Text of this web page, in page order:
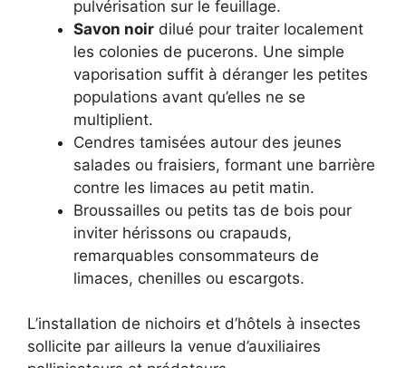
pulvérisation sur le feuillage.
Savon noir dilué pour traiter localement
les colonies de pucerons. Une simple
vaporisation suffit à déranger les petites
populations avant qu’elles ne se
multiplient.
Cendres tamisées autour des jeunes
salades ou fraisiers, formant une barrière
contre les limaces au petit matin.
Broussailles ou petits tas de bois pour
inviter hérissons ou crapauds,
remarquables consommateurs de
limaces, chenilles ou escargots.
L’installation de nichoirs et d’hôtels à insectes
sollicite par ailleurs la venue d’auxiliaires